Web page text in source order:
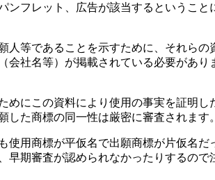
ンフレット、広告が該当するということ
人等であることを示すために、それらの
会社名等）が掲載されている必要があり
めにこの資料により使用の事実を証明し
した商標の同一性は厳密に審査されます
使用商標が平仮名で出願商標が片仮名だ
早期審査が認められなかったりするので